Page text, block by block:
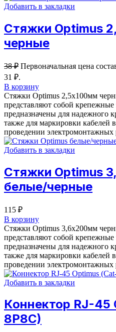
Добавить в закладки
Стяжки Optimus
черные
38₽ Первоначальная цена
31 ₽.
В корзину
Стяжки Optimus 2,5x100мм
представляют собой
предназначены для надежного
также для маркировки кабелей
проведении электромонтажных
Добавить в закладки
Стяжки Optimus
белые/черные
115 ₽
В корзину
Стяжки Optimus 3,6x200мм
представляют собой
предназначены для надежного
также для маркировки кабелей
проведении электромонтажных
Добавить в закладки
Коннектор RJ-45
8P8C)